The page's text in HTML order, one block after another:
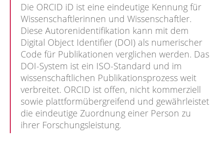
Die ORCID iD ist eine eindeutige Kennung für
Wissenschaftlerinnen und Wissenschaftler.
Diese Autorenidentifikation kann mit dem
Digital Object Identifier (DOI) als numerischer
Code für Publikationen verglichen werden. Das
DOI-System ist ein ISO-Standard und im
wissenschaftlichen Publikationsprozess weit
verbreitet. ORCID ist offen, nicht kommerziell
sowie plattformübergreifend und gewährleistet
die eindeutige Zuordnung einer Person zu
ihrer Forschungsleistung.